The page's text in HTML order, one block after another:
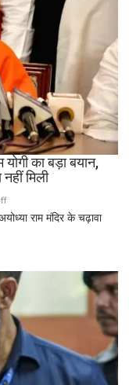
पूरी
सहप्रभारी
टीम
बदली,
नई
जिम्मेदारियां
घोषित
योगी का बड़ा बयान,
मिली
on
राम
पर
विधानसभा
सीएम
योगी
का
राम मंदिर के चढ़ावा